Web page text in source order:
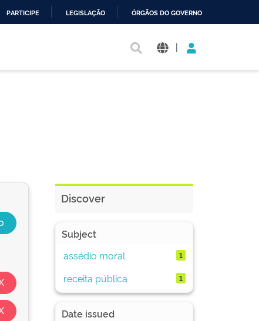
PARTICIPE LEGISLAÇÃO ÓRGÃOS DO GOVERNO
|
Discover
Subject
assédio moral
1
receita pública 1
Date issued